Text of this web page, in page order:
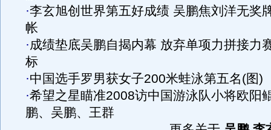
·李玄旭创世界第五好成绩 吴鹏焦刘洋无奖
帐
·成绩垫底吴鹏自揭内幕 放弃单项力拼接力
标
·中国选手罗男获女子200米蛙泳第五名(图)
·希望之星瞄准2008访中国游泳队小将欧阳
鹏、吴鹏、王群